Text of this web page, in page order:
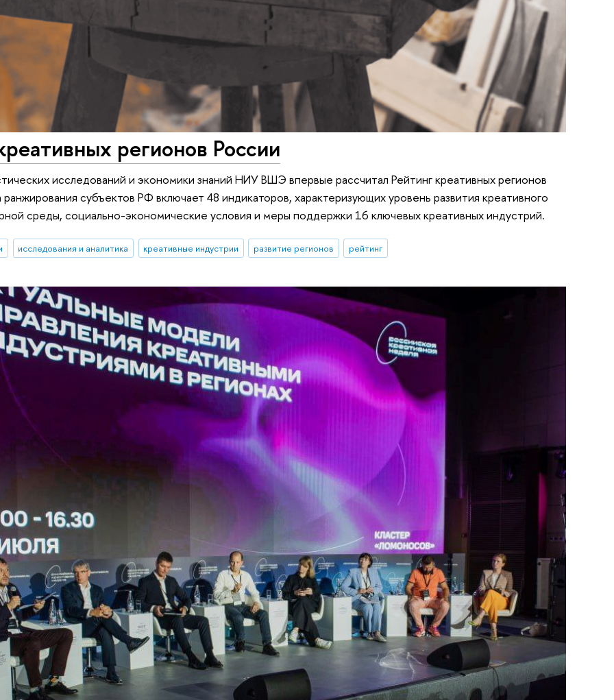
регионов России
исследований и экономики знаний НИУ ВШЭ впервые рассчитал Рейтинг креативных регионов
субъектов РФ включает 48 индикаторов, характеризующих уровень развития креативного
среды, социально-экономические условия и меры поддержки 16 ключевых креативных индустрий.
исследования и аналитика креативные индустрии развитие регионов рейтинг